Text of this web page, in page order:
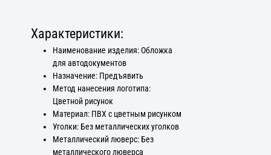
Характеристики:
Наименование изделия: Обложка
для автодокументов
Назначение: Предъявить
Метод нанесения логотипа:
Цветной рисунок
Материал: ПВХ с цветным рисунком
Уголки: Без металлических уголков
Металлический люверс: Без
металлического люверса